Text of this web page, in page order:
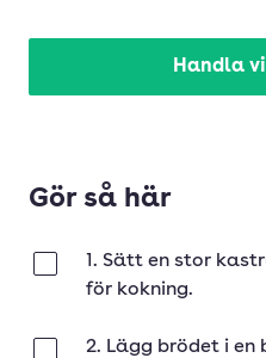
Handla
Gör så här
1. Sätt en stor
för kokning.
2. Lägg brödet i en